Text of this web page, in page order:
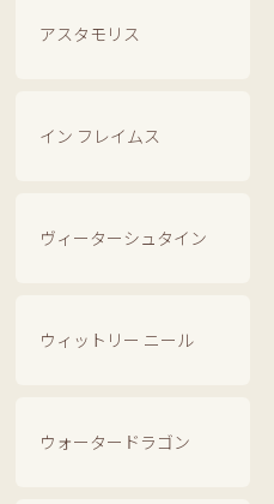
アスタモリス
イン フレイムス
ヴィーターシュタイン
ウィットリー ニール
ウォータードラゴン